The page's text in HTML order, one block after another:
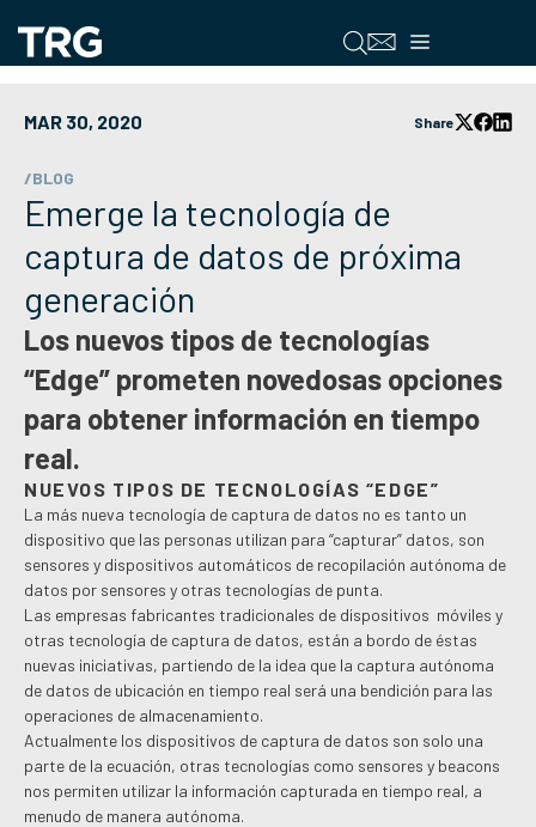
contenido
Menú
MAR 30, 2020 Share
/BLOG
Emerge la tecnología de
captura de datos de próxima
generación
Los nuevos tipos de tecnologías
“Edge” prometen novedosas opciones
para obtener información en tiempo
real.
NUEVOS TIPOS DE TECNOLOGÍAS “EDGE”
La más nueva tecnología de captura de datos no es tanto un
dispositivo que las personas utilizan para “capturar” datos, son
sensores y dispositivos automáticos de recopilación autónoma de
datos por sensores y otras tecnologías de punta.
Las empresas fabricantes tradicionales de dispositivos móviles y
otras tecnología de captura de datos, están a bordo de éstas
nuevas iniciativas, partiendo de la idea que la captura autónoma
de datos de ubicación en tiempo real será una bendición para las
operaciones de almacenamiento.
Actualmente los dispositivos de captura de datos son solo una
parte de la ecuación, otras tecnologías como sensores y beacons
nos permiten utilizar la información capturada en tiempo real, a
menudo de manera autónoma.